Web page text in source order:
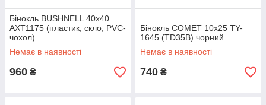
Бінокль BUSHNELL 40х40
AXT1175 (пластик, скло, PVC-
чохол)
Немає в наявності
960 ₴
Бінокль COMET 10x25 TY-
1645 (TD35B) чорний
Немає в наявності
740 ₴